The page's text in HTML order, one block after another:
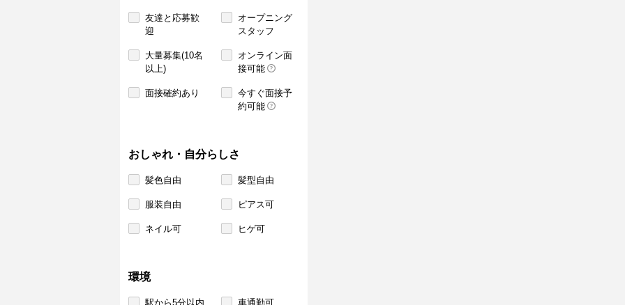
友達と応募歓
迎
オープニング
スタッフ
大量募集(10名
以上)
オンライン面
接可能
面接確約あり
今すぐ面接予
約可能
おしゃれ・自分らしさ
髪色自由 髪型自由
服装自由 ピアス可
ネイル可 ヒゲ可
環境
駅から5分以内 車通勤可